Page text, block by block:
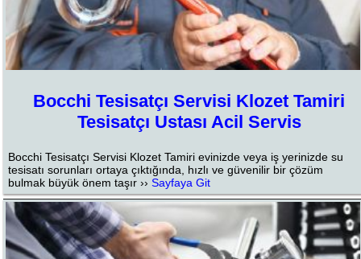
Bocchi Tesisatçı Servisi Klozet Tamiri
Tesisatçı Ustası Acil Servis
Bocchi Tesisatçı Servisi Klozet Tamiri evinizde veya iş yerinizde su
tesisatı sorunları ortaya çıktığında, hızlı ve güvenilir bir çözüm
bulmak büyük önem taşır ››Sayfaya Git